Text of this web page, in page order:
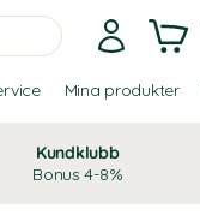
Mina produkter
Kundklubb
Bonus 4-8%